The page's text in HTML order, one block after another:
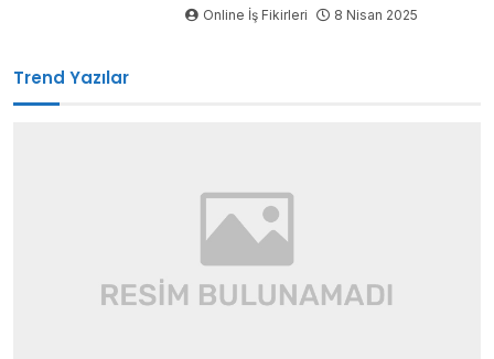
Online İş Fikirleri 8 Nisan 2025
Trend Yazılar